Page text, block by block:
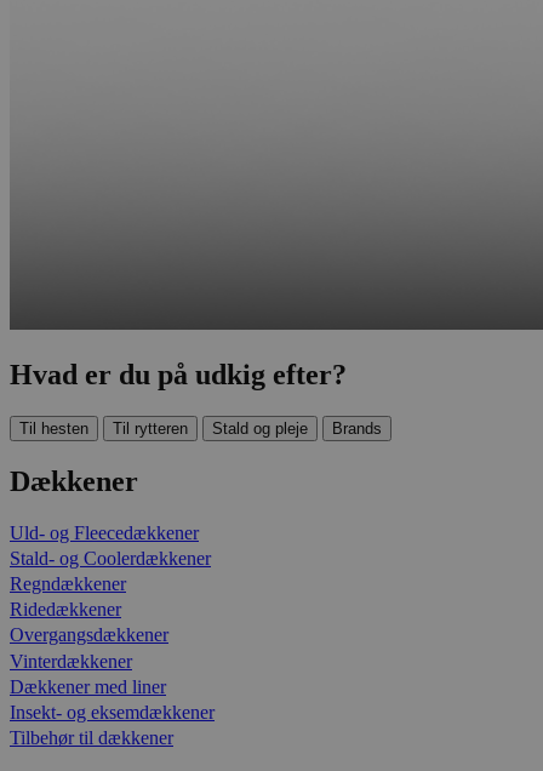
Hvad er du på udkig efter?
Til hesten Til rytteren Stald og pleje Brands
Dækkener
Uld- og Fleecedækkener
Stald- og Coolerdækkener
Regndækkener
Ridedækkener
Overgangsdækkener
Vinterdækkener
Dækkener med liner
Insekt- og eksemdækkener
Tilbehør til dækkener